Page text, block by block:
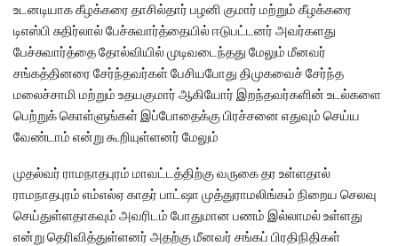
உடனடியாக கீழக்கரை தாசில்தார் பழனி குமார் மற்றும் கீழக்கரை
டிஎஸ்பி சுதிர்லால் பேச்சுவார்த்தையில் ஈடுபட்டனர் அவர்களது
பேச்சுவார்த்தை தோல்வியில் முடிவடைந்தது மேலும் மீனவர்
சங்கத்தினரை சேர்ந்தவர்கள் பேசியபோது திமுகவைச் சேர்ந்த
மலைச்சாமி மற்றும் உதயகுமார் ஆகியோர் இறந்தவர்களின் உடல்களை
பெற்றுக் கொள்ளுங்கள் இப்போதைக்கு பிரச்சனை எதுவும் செய்ய
வேண்டாம் என்று கூறியுள்ளனர் மேலும்
முதல்வர் ராமநாதபுரம் மாவட்டத்திற்கு வருகை தர உள்ளதால்
ராமநாதபுரம் எம்எல்ஏ காதர் பாட்ஷா முத்துராமலிங்கம் நிறைய செலவு
செய்துள்ளதாகவும் அவரிடம் போதுமான பணம் இல்லாமல் உள்ளது
என்று தெரிவித்துள்ளனர் அதற்கு மீனவர் சங்கப் பிரதிநிதிகள்